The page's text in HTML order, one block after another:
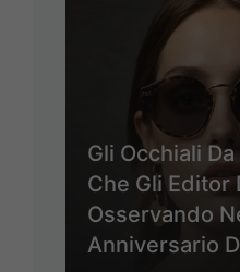
Gli Occhiali
Che Gli Editor
Osservando
Anniversario